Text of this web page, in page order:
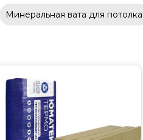
Минеральная вата для потолка